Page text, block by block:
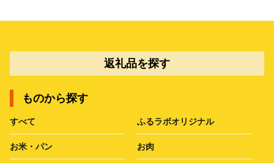
返礼品を探す
ものから探す
すべて ふるラボオリジナル
お米・パン お肉